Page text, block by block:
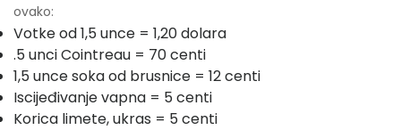
ovako:
Votke od 1,5 unce = 1,20 dolara
.5 unci Cointreau = 70 centi
1,5 unce soka od brusnice = 12 centi
Iscijeđivanje vapna = 5 centi
Korica limete, ukras = 5 centi